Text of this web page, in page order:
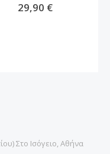
29,90 €
Στο Ισόγειο, Αθήνα